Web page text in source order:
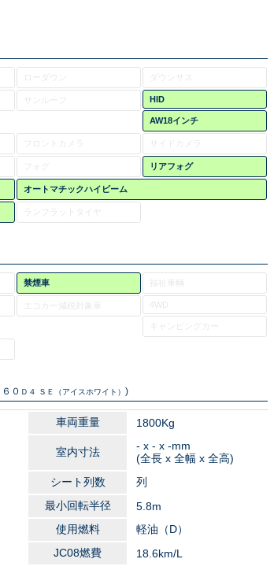
ローダウン ダウンサス
HID
AW18インチ
フロントカメラ サイドカメラ
リアフォグ
オートマチックハイビーム
ランフラットタイヤ
禁煙車
エコカー減税対象車 4WD
キャンピングカー
０ Ｄ４ ＳＥ（アイスホワイト） )
車両重量 1800Kg
室内寸法
- x - x -mm
(全長 x 全幅 x 全高)
シート列数
列
最小回転半径
5.8m
使用燃料
軽油（D）
JC08燃費 18.6km/L